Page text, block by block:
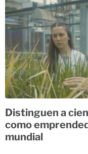
Distinguen a
como
mundial